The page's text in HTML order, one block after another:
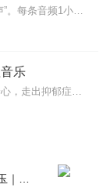
本专辑，是张玎为您千挑万选的“雨声”。每条音频1小时，中间没有打扰。有轻柔细雨、淅淅沥沥；雨滴入水，滴答作响；隐隐雷声，隆隆为伴；流水潺潺，映入耳畔。这里没有音...
乐
听心灵疗愈音乐，解忧心理，放空身心，走出抑郁症、焦虑症、恐惧症等情绪困扰。疗愈音乐=心灵养生最有效的聆听建议：步骤一、选择安静的环境，闭目静卧或坐。步骤二、根据...